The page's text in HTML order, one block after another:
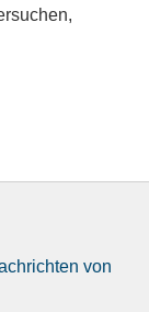
von